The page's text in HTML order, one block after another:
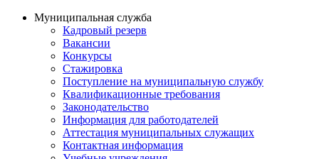
Муниципальная служба
Кадровый резерв
Вакансии
Конкурсы
Стажировка
Поступление на муниципальную службу
Квалификационные требования
Законодательство
Информация для работодателей
Аттестация муниципальных служащих
Контактная информация